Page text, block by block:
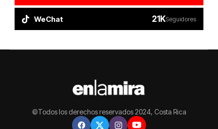
WeChat 21KSeguidores
©Todos los derechos reservados 2024, Costa Rica